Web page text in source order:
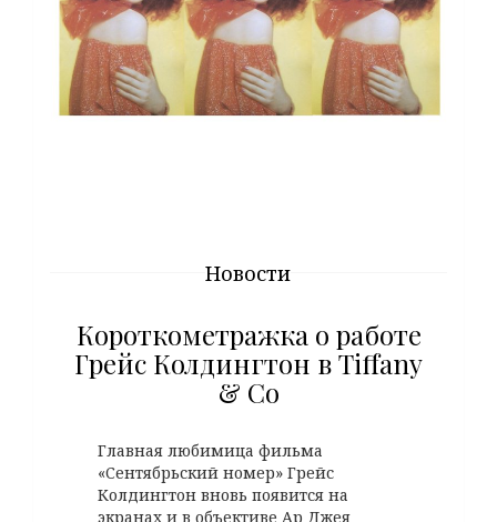
Новости
Короткометражка о работе
Грейс Колдингтон в Tiffany
& Co
Главная любимица фильма
«Сентябрьский номер» Грейс
Колдингтон вновь появится на
экранах и в объективе Ар Джея